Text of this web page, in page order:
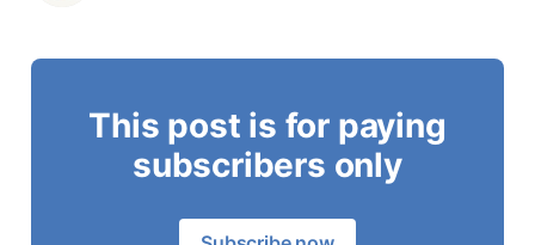
This post is for paying
subscribers only